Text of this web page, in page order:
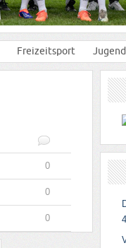
Freizeitsport
0
0
0